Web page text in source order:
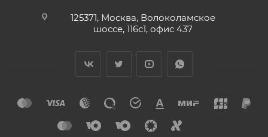
125371, Москва, Волоколамское
шоссе, 116с1, офис 437